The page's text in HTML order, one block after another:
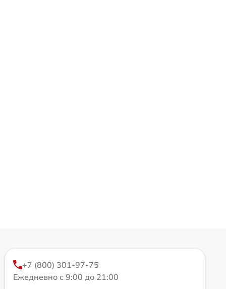
+7 (800) 301-97-75
Ежедневно с 9:00 до 21:00